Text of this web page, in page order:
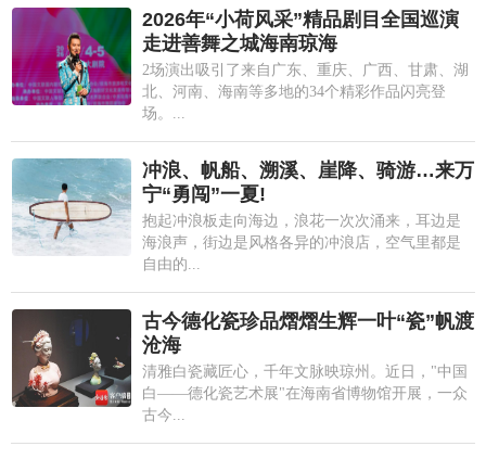
2026年“小荷风采”精品剧目全国巡演
走进善舞之城海南琼海
2场演出吸引了来自广东、重庆、广西、甘肃、湖
北、河南、海南等多地的34个精彩作品闪亮登
场。...
冲浪、帆船、溯溪、崖降、骑游…来万
宁“勇闯”一夏!
抱起冲浪板走向海边，浪花一次次涌来，耳边是
海浪声，街边是风格各异的冲浪店，空气里都是
自由的...
古今德化瓷珍品熠熠生辉一叶“瓷”帆渡
沧海
清雅白瓷藏匠心，千年文脉映琼州。近日，"中国
白——德化瓷艺术展"在海南省博物馆开展，一众
古今...